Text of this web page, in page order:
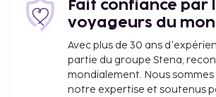
Vous devrez payer les frais suivants
l’hébergement. Ces frais peuvent
taxes applicables :
Dépôt de garantie pour
200 EUR par séjour
Fait confiance par
voyageurs du
Avec plus de 30 ans
partie du groupe Stena,
mondialement. Nous
notre expertise et soutenus